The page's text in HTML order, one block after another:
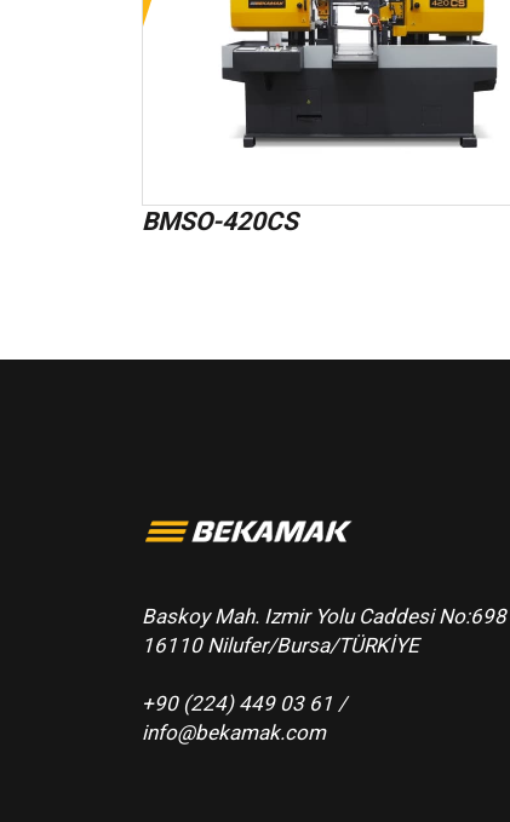
BMSO-420CS
Baskoy Mah. Izmir Yolu Caddesi No:698
16110 Nilufer/Bursa/TÜRKİYE
+90 (224) 449 03 61 /
info@bekamak.com